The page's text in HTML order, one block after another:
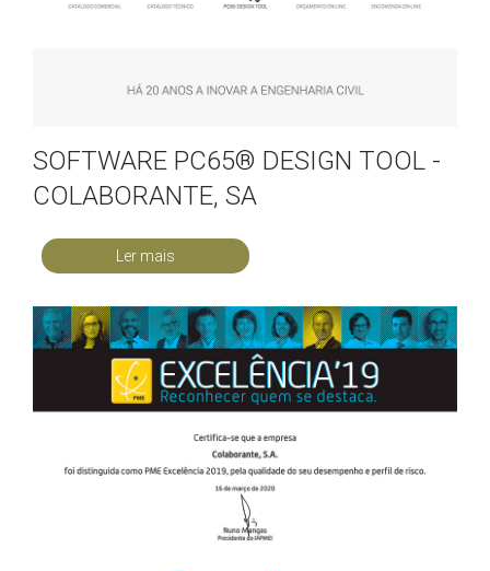
SOFTWARE PC65® DESIGN TOOL -
COLABORANTE, SA
Ler mais